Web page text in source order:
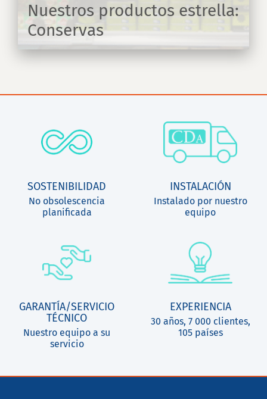
Nuestros productos estrella:
Conservas
SOSTENIBILIDAD
No obsolescencia
planificada
INSTALACIÓN
Instalado por nuestro
equipo
GARANTÍA/SERVICIO
TÉCNICO
Nuestro equipo a su
servicio
EXPERIENCIA
30 años, 7 000 clientes,
105 países